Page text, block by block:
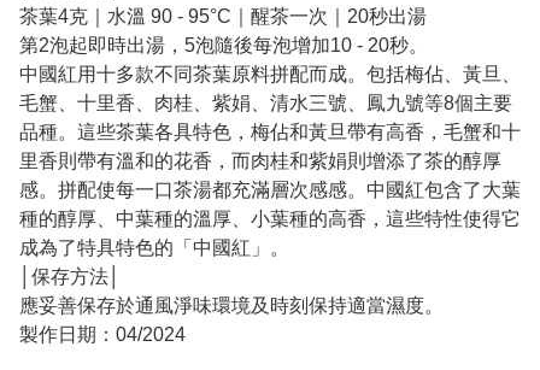
茶葉4克｜水溫 90 - 95°C｜醒茶一次｜20秒出湯
第2泡起即時出湯，5泡隨後每泡增加10 - 20秒。
中國紅用十多款不同茶葉原料拼配而成。包括梅佔、黃旦、
毛蟹、十里香、肉桂、紫娟、清水三號、鳳九號等8個主要
品種。這些茶葉各具特色，梅佔和黃旦帶有高香，毛蟹和十
里香則帶有溫和的花香，而肉桂和紫娟則增添了茶的醇厚
感。拼配使每一口茶湯都充滿層次感感。中國紅包含了大葉
種的醇厚、中葉種的溫厚、小葉種的高香，這些特性使得它
成為了特具特色的「中國紅」。
│保存方法│
應妥善保存於通風淨味環境及時刻保持適當濕度。
製作日期：04/2024